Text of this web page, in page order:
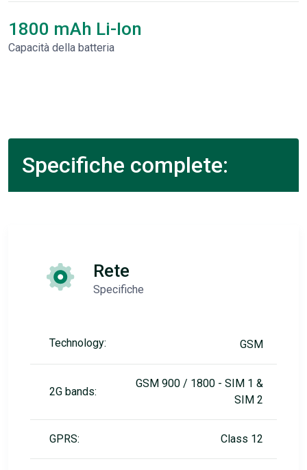
1800 mAh Li-Ion
Capacità della batteria
Specifiche complete:
Rete
Specifiche
Technology: GSM
2G bands:
GSM 900 / 1800 - SIM 1 &
SIM 2
GPRS: Class 12